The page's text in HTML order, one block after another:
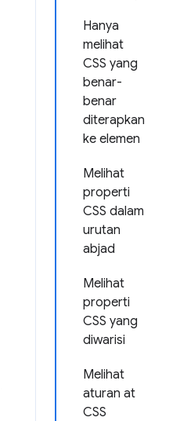
Hanya
melihat
CSS yang
benar-
benar
diterapkan
ke elemen
Melihat
properti
CSS dalam
urutan
abjad
Melihat
properti
CSS yang
diwarisi
Melihat
aturan at
CSS